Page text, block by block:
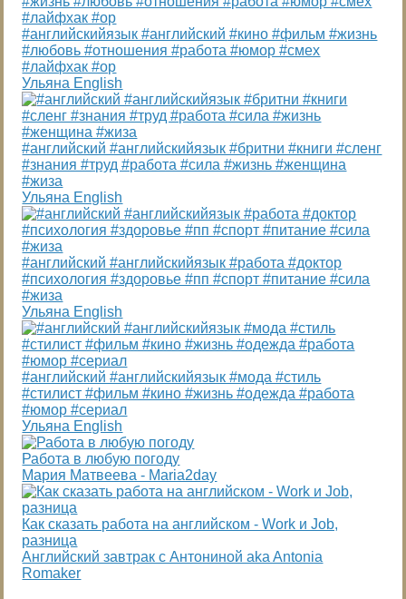
#английскийязык #английский #кино #фильм #жизнь
#любовь #отношения #работа #юмор #смех
#лайфхак #ор
Ульяна English
#английский #английскийязык #бритни #книги #сленг
#знания #труд #работа #сила #жизнь #женщина
#жиза
Ульяна English
#английский #английскийязык #работа #доктор
#психология #здоровье #пп #спорт #питание #сила
#жиза
Ульяна English
#английский #английскийязык #мода #стиль
#стилист #фильм #кино #жизнь #одежда #работа
#юмор #сериал
Ульяна English
Работа в любую погоду
Мария Матвеева - Maria2day
Как сказать работа на английском - Work и Job,
разница
Английский завтрак с Антониной aka Antonia
Romaker